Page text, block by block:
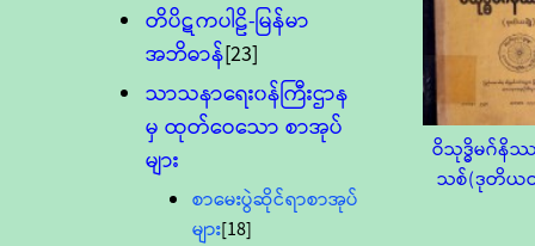
တိပိဋကပါဠိ-မြန်မာ
အဘိဓာန်[23]
သာသနာရေး၀န်ကြီးဌာန
မှ ထုတ်ဝေသော စာအုပ်
များ
စာမေးပွဲဆိုင်ရာစာအုပ်
များ[18]
ဝိသုဒ္ဓိမဂ်
သစ်(ဒုတိယ